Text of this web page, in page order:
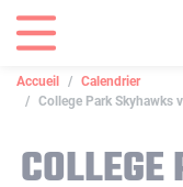
Accueil
Calendrier
College Park Skyhawks
Panneau de gestion des